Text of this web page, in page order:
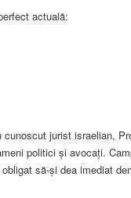
actuală:
jurist israelian,
politici și avocați.
să-și dea imediat